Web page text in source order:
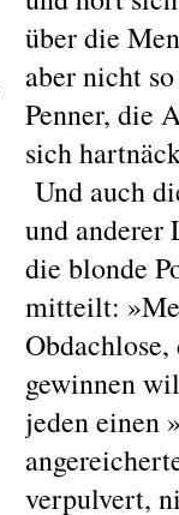
über die
aber nicht
Penner, die
sich
Und auch
und anderer
die blonde
mitteilt:
gewinnen
jeden einen
verpulvert,